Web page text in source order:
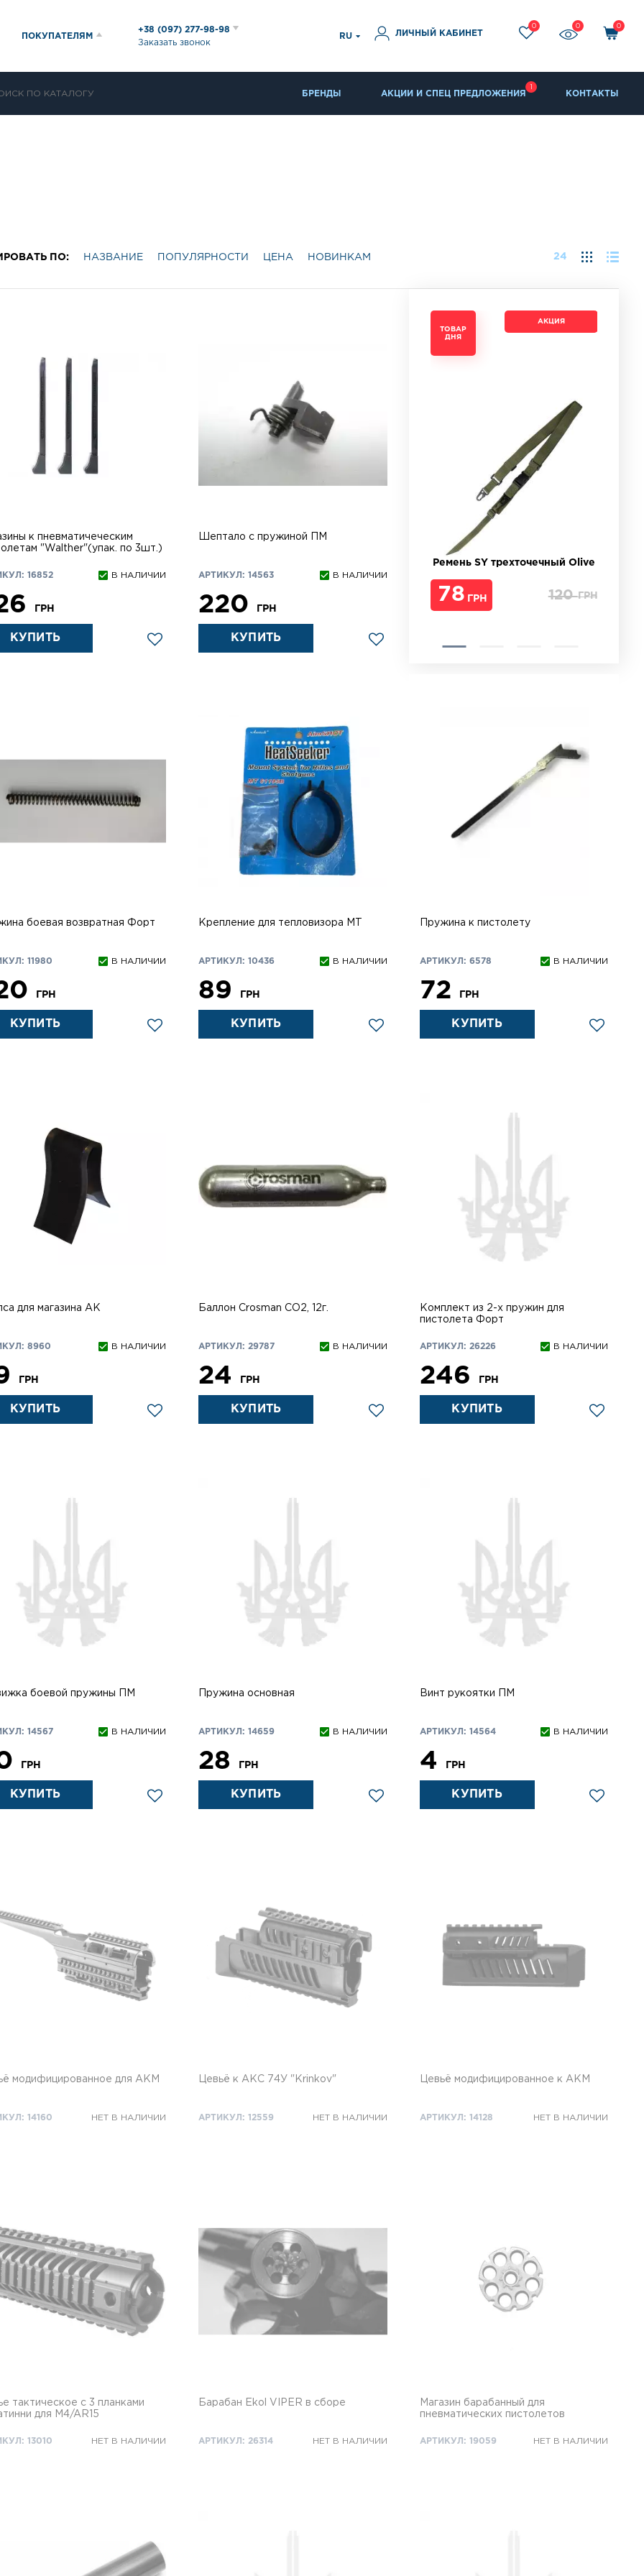
ПОКУПАТЕЛЯМ
+38 (097) 277-98-98
Заказать звонок
RU ЛИЧНЫЙ КАБИНЕТ
0 0 0
БРЕНДЫ АКЦИИ И СПЕЦ ПРЕДЛОЖЕНИЯ КОНТАКТЫ
ПО: НАЗВАНИЕ ПОПУЛЯРНОСТИ ЦЕНА НОВИНКАМ 24
к пневматичеческим
"Walther"(упак. по 3шт.)
16852 В НАЛИЧИИ
ГРН
КУПИТЬ
Шептало с пружиной ПМ
АРТИКУЛ: 14563 В НАЛИЧИИ
220 ГРН
КУПИТЬ
ТОВАР
ДНЯ
АКЦИЯ
Ремень SY трехточечный Olive
78 ГРН 120ГРН
ТОВАР
ДНЯ
АКЦИЯ
ГРН ГРН
ТОВАР
ДНЯ
АКЦИЯ
ГРН ГРН
ТОВАР
ДНЯ
АКЦИЯ
ГРН
боевая возвратная Форт
11980 В НАЛИЧИИ
ГРН
КУПИТЬ
Крепление для тепловизора МТ
АРТИКУЛ: 10436 В НАЛИЧИИ
89 ГРН
КУПИТЬ
Пружина к пистолету
АРТИКУЛ: 6578 В НАЛИЧИИ
72 ГРН
КУПИТЬ
для магазина АК
8960 В НАЛИЧИИ
ГРН
КУПИТЬ
Баллон Crosman СО2, 12г.
АРТИКУЛ: 29787 В НАЛИЧИИ
24 ГРН
КУПИТЬ
Комплект из 2-х пружин для
пистолета Форт
АРТИКУЛ: 26226 В НАЛИЧИИ
246 ГРН
КУПИТЬ
боевой пружины ПМ
14567 В НАЛИЧИИ
ГРН
КУПИТЬ
Пружина основная
АРТИКУЛ: 14659 В НАЛИЧИИ
28 ГРН
КУПИТЬ
Винт рукоятки ПМ
АРТИКУЛ: 14564 В НАЛИЧИИ
4 ГРН
КУПИТЬ
модифицированное для АКМ
14160 НЕТ В НАЛИЧИИ
Цевьё к AKС 74У "Krinkov"
АРТИКУЛ: 12559 НЕТ В НАЛИЧИИ
Цевьё модифицированное к АКМ
АРТИКУЛ: 14128 НЕТ В НАЛИЧИИ
тактическое с 3 планками
для M4/AR15
13010 НЕТ В НАЛИЧИИ
Барабан Ekol VIPER в сборе
АРТИКУЛ: 26314 НЕТ В НАЛИЧИИ
Магазин барабанный для
пневматических пистолетов
АРТИКУЛ: 19059 НЕТ В НАЛИЧИИ